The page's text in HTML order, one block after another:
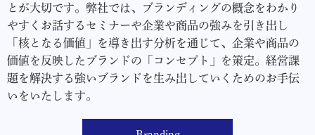
とが大切です。弊社では、
ブランディングの概念をわかり
やすくお話するセミナーや企業や商品の強みを引き出し
「核となる価値」を導き出す分析を通じて、企業や商品の
価値を反映したブランドの「コンセプト」を策定。経営課
題を解決する強いブランドを生み出していくためのお手伝
いをいたします。